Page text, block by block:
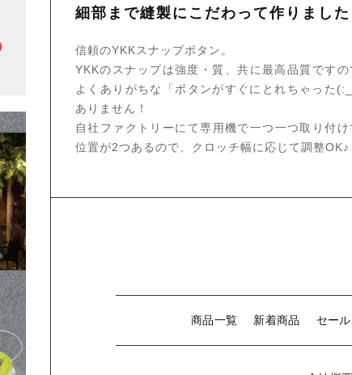
細部まで縫製にこだわって作りました
信頼のYKKスナップボタン。
YKKのスナップは強度・質、共に最高品質ですの
よくありがちな「ボタンがすぐにとれちゃった
ありません！
自社ファクトリーにて専用機で一つ一つ取り付
位置が2つあるので、クロッチ幅に応じて調整OK♪
商品一覧 新着商品 セール